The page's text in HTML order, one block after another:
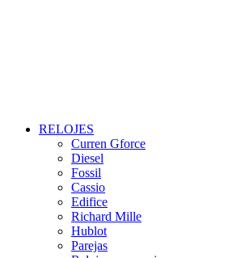
RELOJES
Curren Gforce
Diesel
Fossil
Cassio
Edifice
Richard Mille
Hublot
Parejas